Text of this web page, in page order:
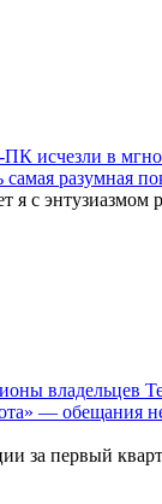
исчезли в
разумная
я с энтузиазмом
владельцев
— обещания
за первый